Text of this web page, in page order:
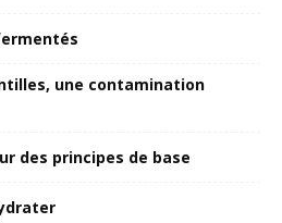
une contamination
des principes de base